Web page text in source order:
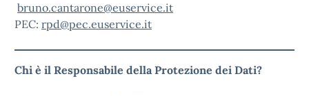
bruno.cantarone@euservice.it
PEC: rpd@pec.euservice.it
Chi è il Responsabile della Protezione dei Dati?